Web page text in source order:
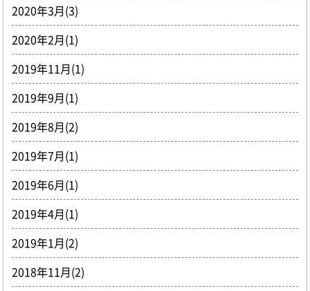
2020年3月(3)
2020年2月(1)
2019年11月(1)
2019年9月(1)
2019年8月(2)
2019年7月(1)
2019年6月(1)
2019年4月(1)
2019年1月(2)
2018年11月(2)